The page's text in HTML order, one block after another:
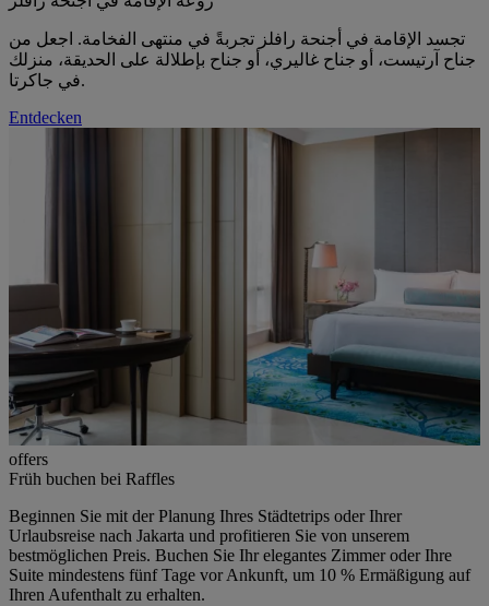
تجسد الإقامة في أجنحة رافلز تجربةً في منتهى الفخامة. اجعل من
جناح آرتيست، أو جناح غاليري، أو جناح بإطلالة على الحديقة، منزلك
في جاكرتا.
Entdecken
offers
Früh buchen bei Raffles
Beginnen Sie mit der Planung Ihres Städtetrips oder Ihrer
Urlaubsreise nach Jakarta und profitieren Sie von unserem
bestmöglichen Preis. Buchen Sie Ihr elegantes Zimmer oder Ihre
Suite mindestens fünf Tage vor Ankunft, um 10 % Ermäßigung auf
Ihren Aufenthalt zu erhalten.